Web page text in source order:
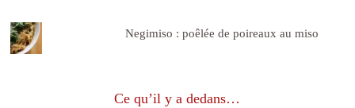
Negimiso : poêlée de poireaux au miso
Ce qu’il y a dedans…